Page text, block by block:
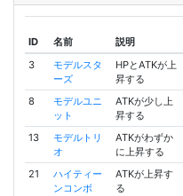
ID 名前 説明
3
モデルスタ
ーズ
HPとATKが上
昇する
8
モデルユニ
ット
ATKが少し上
昇する
13
モデルトリ
オ
ATKがわずか
に上昇する
21
ハイティー
ンコンボ
ATKが上昇す
る